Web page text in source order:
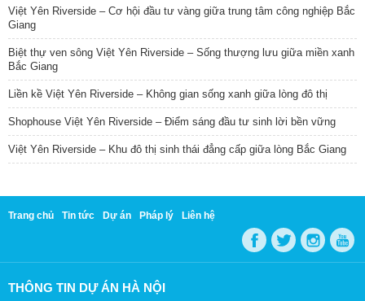
Việt Yên Riverside – Cơ hội đầu tư vàng giữa trung tâm công nghiệp Bắc
Giang
Biệt thự ven sông Việt Yên Riverside – Sống thượng lưu giữa miền xanh
Bắc Giang
Liền kề Việt Yên Riverside – Không gian sống xanh giữa lòng đô thị
Shophouse Việt Yên Riverside – Điểm sáng đầu tư sinh lời bền vững
Việt Yên Riverside – Khu đô thị sinh thái đẳng cấp giữa lòng Bắc Giang
Trang chủ Tin tức Dự án Pháp lý Liên hệ
THÔNG TIN DỰ ÁN HÀ NỘI